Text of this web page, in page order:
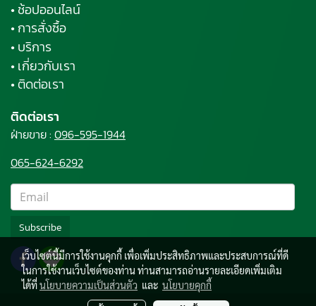
• ช้อปออนไลน์
• การสั่งซื้อ
• บริการ
• เกี่ยวกับเรา
• ติดต่อเรา
ติดต่อเรา
ฝ่ายขาย : 096-595-1944
065-624-6292
Subscribe
เว็บไซต์นี้มีการใช้งานคุกกี้ เพื่อเพิ่มประสิทธิภาพและประสบการณ์ที่ดี
ในการใช้งานเว็บไซต์ของท่าน ท่านสามารถอ่านรายละเอียดเพิ่มเติม
ได้ที่นโยบายความเป็นส่วนตัว และ นโยบายคุกกี้